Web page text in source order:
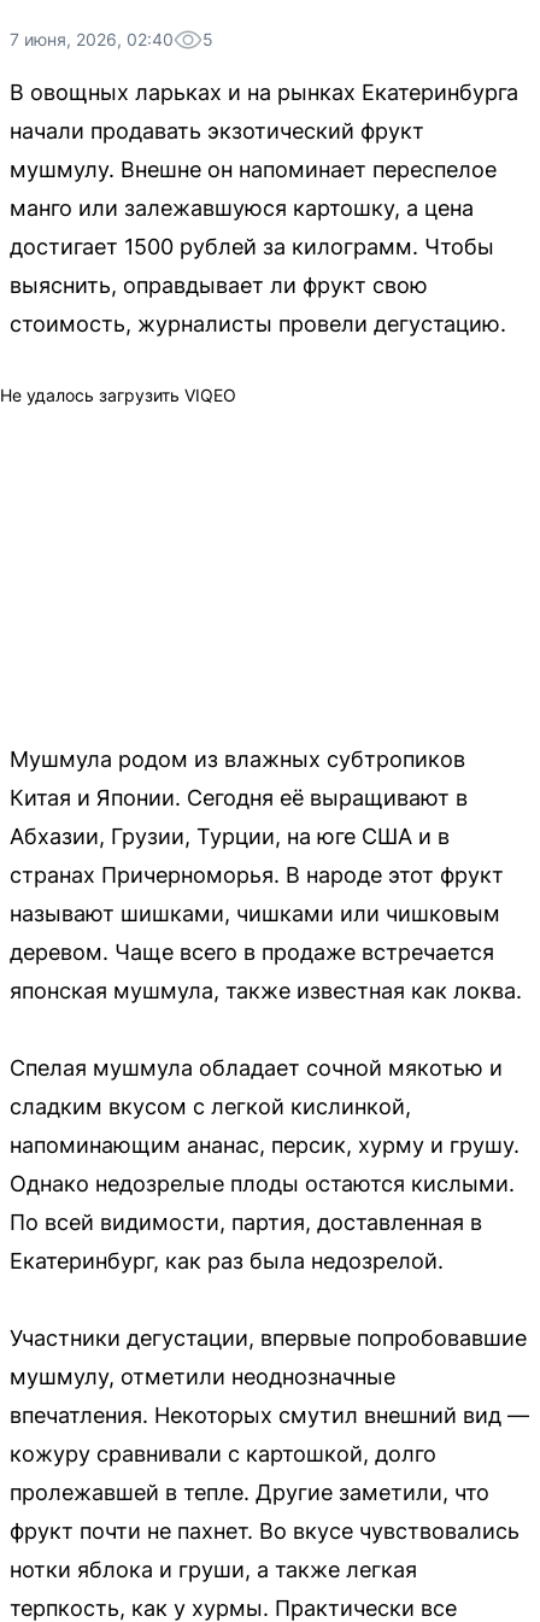
7 июня, 2026, 02:40 5
В овощных ларьках и на рынках Екатеринбурга
начали продавать экзотический фрукт
мушмулу. Внешне он напоминает переспелое
манго или залежавшуюся картошку, а цена
достигает 1500 рублей за килограмм. Чтобы
выяснить, оправдывает ли фрукт свою
стоимость, журналисты провели дегустацию.
Не удалось загрузить VIQEO
Мушмула родом из влажных субтропиков
Китая и Японии. Сегодня её выращивают в
Абхазии, Грузии, Турции, на юге США и в
странах Причерноморья. В народе этот фрукт
называют шишками, чишками или чишковым
деревом. Чаще всего в продаже встречается
японская мушмула, также известная как локва.
Спелая мушмула обладает сочной мякотью и
сладким вкусом с легкой кислинкой,
напоминающим ананас, персик, хурму и грушу.
Однако недозрелые плоды остаются кислыми.
По всей видимости, партия, доставленная в
Екатеринбург, как раз была недозрелой.
Участники дегустации, впервые попробовавшие
мушмулу, отметили неоднозначные
впечатления. Некоторых смутил внешний вид —
кожуру сравнивали с картошкой, долго
пролежавшей в тепле. Другие заметили, что
фрукт почти не пахнет. Во вкусе чувствовались
нотки яблока и груши, а также легкая
терпкость, как у хурмы. Практически все